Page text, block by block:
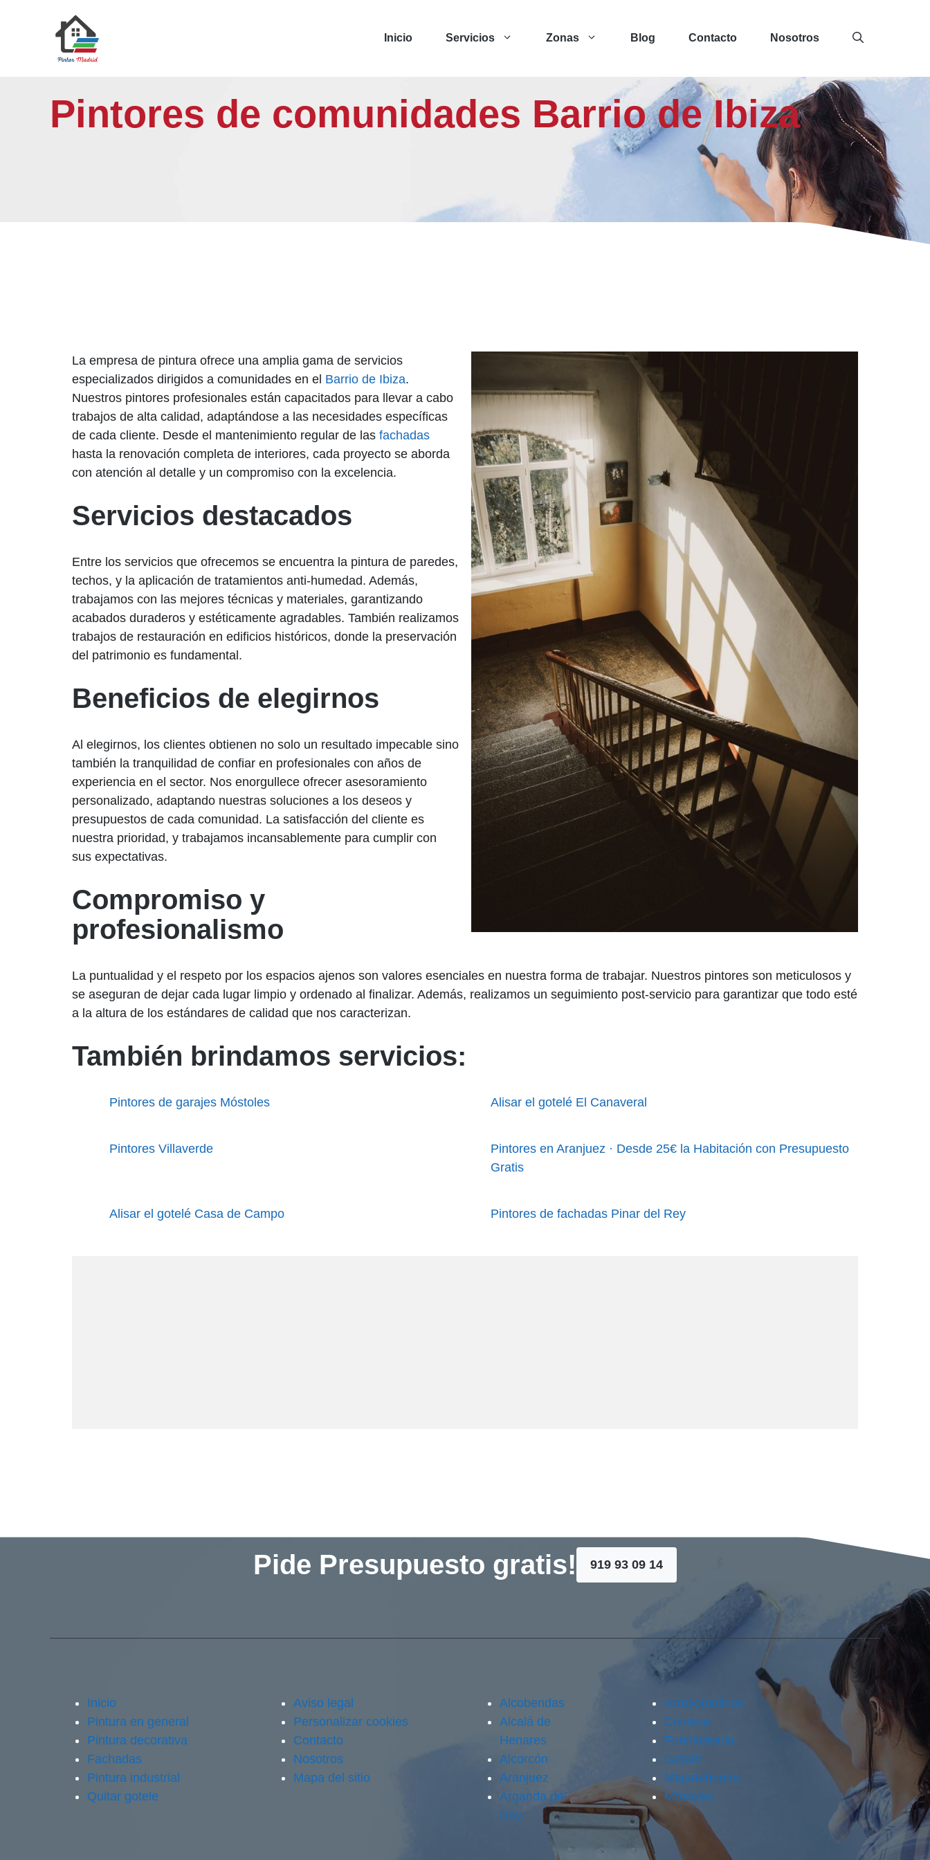
Inicio Servicios Zonas Blog Contacto Nosotros
Pintores de comunidades Barrio de Ibiza
La empresa de pintura ofrece una amplia gama de servicios
especializados dirigidos a comunidades en el Barrio de Ibiza.
Nuestros pintores profesionales están capacitados para llevar a cabo
trabajos de alta calidad, adaptándose a las necesidades específicas
de cada cliente. Desde el mantenimiento regular de las fachadas
hasta la renovación completa de interiores, cada proyecto se aborda
con atención al detalle y un compromiso con la excelencia.
Servicios destacados
Entre los servicios que ofrecemos se encuentra la pintura de paredes,
techos, y la aplicación de tratamientos anti-humedad. Además,
trabajamos con las mejores técnicas y materiales, garantizando
acabados duraderos y estéticamente agradables. También realizamos
trabajos de restauración en edificios históricos, donde la preservación
del patrimonio es fundamental.
Beneficios de elegirnos
Al elegirnos, los clientes obtienen no solo un resultado impecable sino
también la tranquilidad de confiar en profesionales con años de
experiencia en el sector. Nos enorgullece ofrecer asesoramiento
personalizado, adaptando nuestras soluciones a los deseos y
presupuestos de cada comunidad. La satisfacción del cliente es
nuestra prioridad, y trabajamos incansablemente para cumplir con
sus expectativas.
Compromiso y
profesionalismo
La puntualidad y el respeto por los espacios ajenos son valores esenciales en nuestra forma de trabajar. Nuestros pintores son meticulosos y
se aseguran de dejar cada lugar limpio y ordenado al finalizar. Además, realizamos un seguimiento post-servicio para garantizar que todo esté
a la altura de los estándares de calidad que nos caracterizan.
También brindamos servicios:
Pintores de garajes Móstoles Alisar el gotelé El Canaveral
Pintores Villaverde
Pintores en Aranjuez · Desde 25€ la Habitación con Presupuesto
Gratis
Alisar el gotelé Casa de Campo Pintores de fachadas Pinar del Rey
Pide Presupuesto gratis! 919 93 09 14
Inicio
Pintura en general
Pintura decorativa
Fachadas
Pintura industrial
Quitar gotele
Aviso legal
Personalizar cookies
Contacto
Nosotros
Mapa del sitio
Alcobendas
Alcalá de
Henares
Alcorcón
Aranjuez
Arganda del
Rey
Arroyomolinos
Coslada
Fuenlabrada
Getafe
Majadahonda
Móstoles